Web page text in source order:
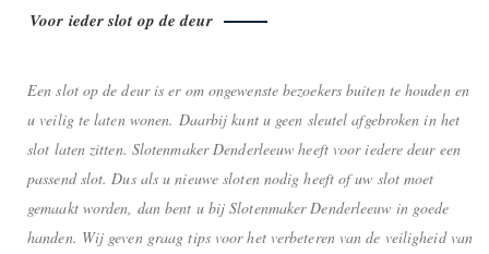
Voor ieder slot op de deur
Een slot op de deur is er om ongewenste bezoekers buiten te houden en
u veilig te laten wonen. Daarbij kunt u geen sleutel afgebroken in het
slot laten zitten. Slotenmaker Denderleeuw heeft voor iedere deur een
passend slot. Dus als u nieuwe sloten nodig heeft of uw slot moet
gemaakt worden, dan bent u bij Slotenmaker Denderleeuw in goede
handen. Wij geven graag tips voor het verbeteren van de veiligheid van